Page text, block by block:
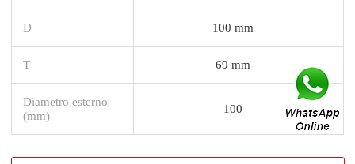
D 100 mm
T 69 mm
Diametro esterno
(mm)
100